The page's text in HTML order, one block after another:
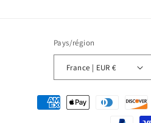
Pays/région
France | EUR €
Moyens